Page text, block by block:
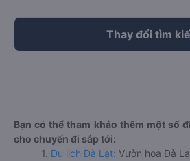
Thay đổi tìm
Bạn có thể tham khảo thêm một số
cho chuyến đi sắp tới:
1. Du lịch Đà Lạt: Vườn hoa Đà